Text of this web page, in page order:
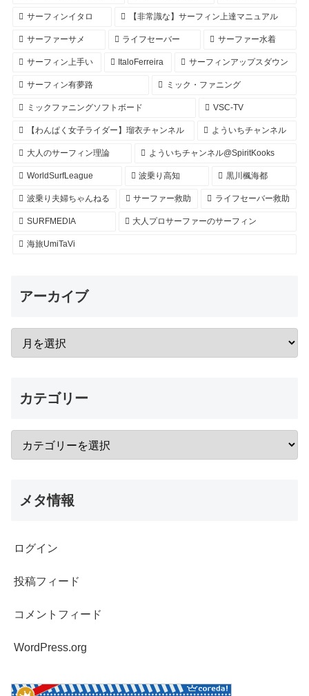
サーフィンイタロ 【非常識な】サーフィン上達マニュアル
サーファーサメ ライフセーバー サーファー水着
サーフィン上手い ItaloFerreira サーフィンアップスダウン
サーフィン有夢路 ミック・ファニング
ミックファニングソフトボード VSC-TV
【わんぱく女子ライダー】瑠衣チャンネル よういちチャンネル
大人のサーフィン理論 よういちチャンネル@SpiritKooks
WorldSurfLeague 波乗り高知 黒川楓海都
波乗り夫婦ちゃんねる サーファー救助 ライフセーバー救助
SURFMEDIA 大人プロサーファーのサーフィン
海旅UmiTaVi
アーカイブ
カテゴリー
メタ情報
ログイン
投稿フィード
コメントフィード
WordPress.org